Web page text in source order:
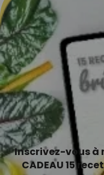
Inscrivez-vous à
CADEAU 15